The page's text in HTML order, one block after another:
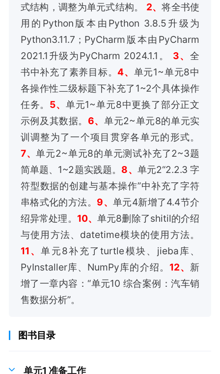
式结构，调整为单元式结构。 2、将全书使
用的Python版本由Python 3.8.5升级为
Python3.11.7；PyCharm版本由PyCharm
2021.1升级为PyCharm 2024.1.1。 3、全
书中补充了素养目标。 4、 单元1~单元8中
各操作性二级标题下补充了1~2个具体操作
任务。 5、 单元1~单元8中更换了部分正文
示例及其数据。 6、 单元2~单元8的单元实
训调整为了一个项目贯穿各单元的形式。
7、单元2~单元8的单元测试补充了2~3题
简单题、1~2题实践题。 8、 单元2“2.2.3 字
符型数据的创建与基本操作”中补充了字符
串格式化的方法。 9、 单元4新增了4.4节介
绍异常处理。 10、 单元8删除了shitil的介绍
与使用方法、datetime模块的使用方法。
11 、单元8补充了turtle模块、jieba库、
PyInstaller库、NumPy库的介绍。 12、 新
增了一章内容：“单元10 综合案例：汽车销
售数据分析”。
图书目录
单元1 准备工作